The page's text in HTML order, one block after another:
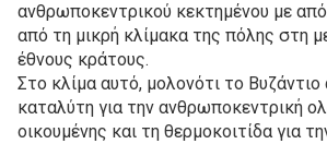
ανθρωποκεντρικού κεκτημένου με
από τη μικρή κλίμακα της πόλης στη
έθνους κράτους.
Στο κλίμα αυτό, μολονότι το
καταλύτη για την ανθρωποκεντρική
οικουμένης και τη θερμοκοιτίδα για